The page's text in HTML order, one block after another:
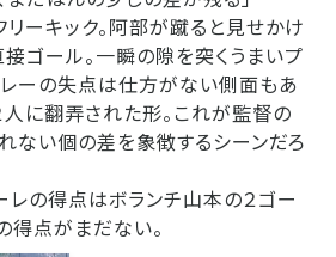
リーキック。阿部が蹴ると見せかけ
ゴール。一瞬の隙を突くうまいプ
レーの失点は仕方がない側面もあ
人に翻弄された形。これが監督の
ない個の差を象徴するシーンだろ
レの得点はボランチ山本の２ゴー
得点がまだない。